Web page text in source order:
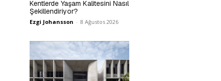
Kentlerde Yaşam Kalitesini Nasıl
Şekillendiriyor?
Ezgi Johansson - 8 Ağustos 2026